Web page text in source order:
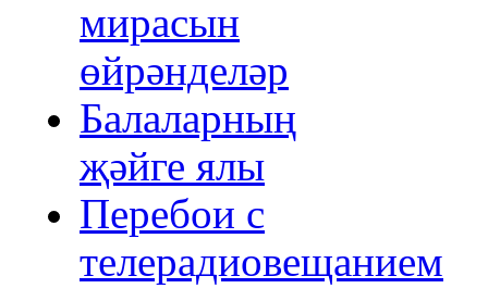
мирасын
өйрәнделәр
Балаларның
җәйге ялы
Перебои с
телерадиовещанием